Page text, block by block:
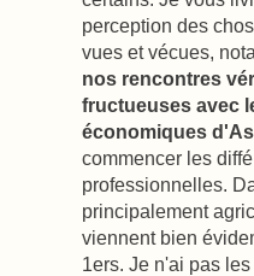
perception des
vues et vécues,
nos rencontres
fructueuses avec
économiques
commencer les
professionnelles.
principalement
viennent bien
1ers. Je n'ai pas